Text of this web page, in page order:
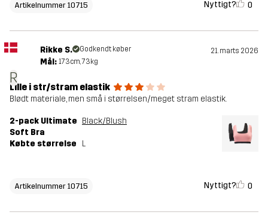
Artikelnummer 10715 Nyttigt? 0
R
Rikke S. Godkendt køber 21. marts 2026
Mål: 173cm, 73kg
Lille i str/stram elastik
Blødt materiale, men små i størrelsen/meget stram elastik.
2-pack Ultimate
Soft Bra
Black/Blush
Købte størrelse L
Artikelnummer 10715 Nyttigt? 0